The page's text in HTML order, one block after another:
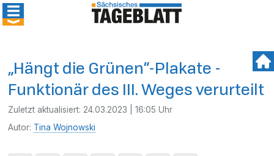
„Hängt die Grünen“-Plakate -
Funktionär des III. Weges verurteilt
Zuletzt aktualisiert: 24.03.2023 | 16:05 Uhr
Autor: Tina Wojnowski